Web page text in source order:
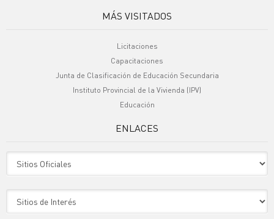
MÁS VISITADOS
Licitaciones
Capacitaciones
Junta de Clasificación de Educación Secundaria
Instituto Provincial de la Vivienda (IPV)
Educación
ENLACES